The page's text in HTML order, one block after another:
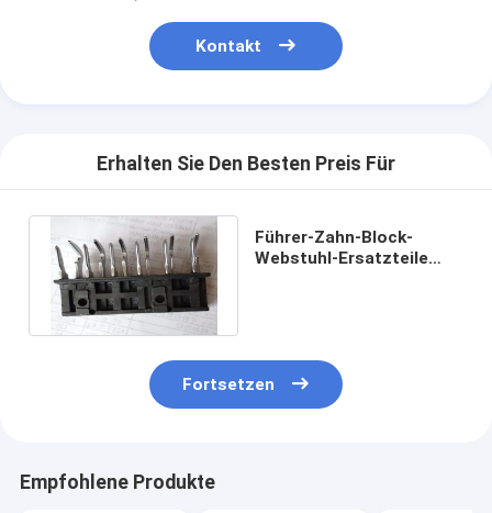
Kontakt
Erhalten Sie Den Besten Preis Für
Führer-Zahn-Block-
Webstuhl-Ersatzteile
Fortsetzen
Empfohlene Produkte